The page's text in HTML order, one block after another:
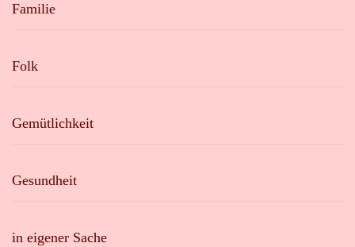
Familie
Folk
Gemütlichkeit
Gesundheit
in eigener Sache